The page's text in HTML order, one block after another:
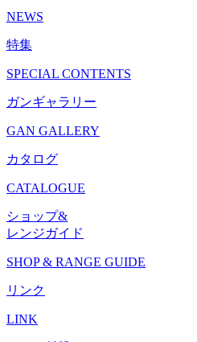
NEWS
特集
SPECIAL CONTENTS
ガンギャラリー
GAN GALLERY
カタログ
CATALOGUE
ショップ&
レンジガイド
SHOP & RANGE GUIDE
リンク
LINK